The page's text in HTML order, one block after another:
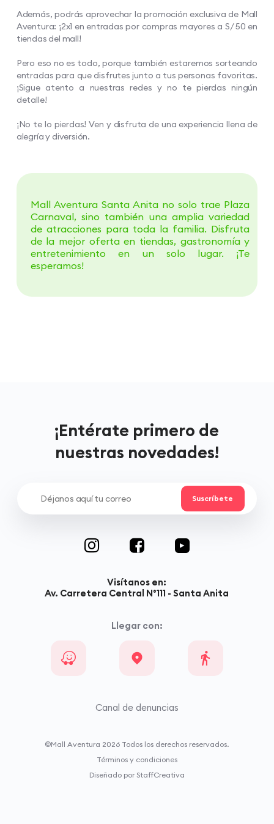
Además, podrás aprovechar la promoción exclusiva de Mall
Aventura: ¡2x1 en entradas por compras mayores a S/ 50 en
tiendas del mall!
Pero eso no es todo, porque también estaremos sorteando
entradas para que disfrutes junto a tus personas favoritas.
¡Sigue atento a nuestras redes y no te pierdas ningún
detalle!
¡No te lo pierdas! Ven y disfruta de una experiencia llena de
alegría y diversión.
Mall Aventura Santa Anita no solo trae Plaza
Carnaval, sino también una amplia variedad
de atracciones para toda la familia. Disfruta
de la mejor oferta en tiendas, gastronomía y
entretenimiento en un solo lugar. ¡Te
esperamos!
¡Entérate primero de
nuestras novedades!
Visítanos en:
Av. Carretera Central N°111 - Santa Anita
Llegar con:
Canal de denuncias
©Mall Aventura 2026 Todos los derechos reservados.
Términos y condiciones
Diseñado por StaffCreativa